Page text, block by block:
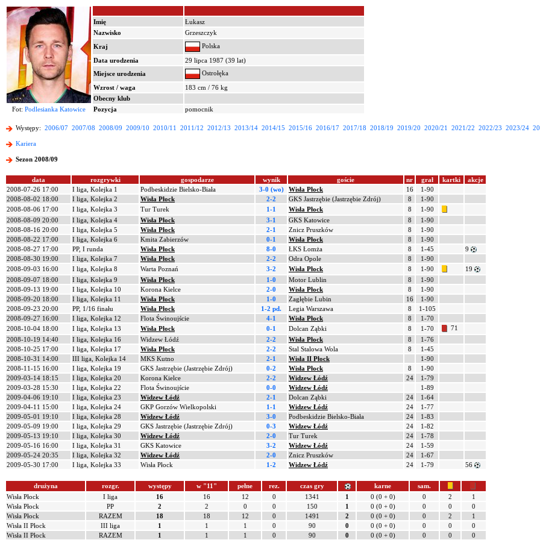
Imię
Łukasz
Nazwisko
Grzeszczyk
Kraj
Polska
Data urodzenia
29 lipca 1987 (39 lat)
Miejsce urodzenia
Ostrołęka
Wzrost / waga
183 cm / 76 kg
Obecny klub
Fot: Podlesianka Katowice Pozycja pomocnik
Występy: 2006/07 2007/08 2008/09 2009/10 2010/11 2011/12 2012/13 2013/14 2014/15 2015/16 2016/17 2017/18 2018/19 2019/20 2020/21 2021/22 2022/23 2023/24
Kariera
Sezon 2008/09
data rozgrywki gospodarze wynik goście nr grał kartki
akcje
2008-07-26 17:00
I liga, Kolejka 1 Podbeskidzie Bielsko-Biała 3-0 (wo) Wisła Płock 16
1-90
2008-08-02 18:00
I liga, Kolejka 2 Wisła Płock 2-2 GKS Jastrzębie (Jastrzębie Zdrój) 8
1-90
2008-08-06 17:00
I liga, Kolejka 3 Tur Turek 1-1 Wisła Płock 8
1-90
2008-08-09 20:00
I liga, Kolejka 4 Wisła Płock 3-1 GKS Katowice 8
1-90
2008-08-16 20:00
I liga, Kolejka 5 Wisła Płock 2-1 Znicz Pruszków 8
1-90
2008-08-22 17:00
I liga, Kolejka 6 Kmita Zabierzów 0-1 Wisła Płock 8
1-90
2008-08-27 17:00
PP, I runda Wisła Płock 8-0 ŁKS Łomża 8 1-45
9
2008-08-30 19:00
I liga, Kolejka 7 Wisła Płock 2-2 Odra Opole 8
1-90
2008-09-03 16:00
I liga, Kolejka 8 Warta Poznań 3-2 Wisła Płock 8 1-90
19
2008-09-07 18:00
I liga, Kolejka 9 Wisła Płock 1-0 Motor Lublin 8
1-90
2008-09-13 19:00
I liga, Kolejka 10 Korona Kielce 2-0 Wisła Płock 8
1-90
2008-09-20 18:00
I liga, Kolejka 11 Wisła Płock 1-0 Zagłębie Lubin 16
1-90
2008-09-23 20:00
PP, 1/16 finału Wisła Płock 1-2 pd. Legia Warszawa 8
1-105
2008-09-27 16:00
I liga, Kolejka 12 Flota Świnoujście 4-1 Wisła Płock 8
1-70
2008-10-04 18:00
I liga, Kolejka 13 Wisła Płock 0-1 Dolcan Ząbki 8 1-70
71
2008-10-19 14:40
I liga, Kolejka 16 Widzew Łódź 2-2 Wisła Płock 8
1-76
2008-10-25 17:00
I liga, Kolejka 17 Wisła Płock 2-2 Stal Stalowa Wola 8
1-45
2008-10-31 14:00
III liga, Kolejka 14 MKS Kutno 2-1 Wisła II Płock
1-90
2008-11-15 16:00
I liga, Kolejka 19 GKS Jastrzębie (Jastrzębie Zdrój) 0-2 Wisła Płock 8
1-90
2009-03-14 18:15
I liga, Kolejka 20 Korona Kielce 2-2 Widzew Łódź 24
1-79
2009-03-28 15:30
I liga, Kolejka 22 Flota Świnoujście 0-0 Widzew Łódź
1-89
2009-04-06 19:10
I liga, Kolejka 23 Widzew Łódź 2-1 Dolcan Ząbki 24
1-64
2009-04-11 15:00
I liga, Kolejka 24 GKP Gorzów Wielkopolski 1-1 Widzew Łódź 24
1-77
2009-05-01 19:10
I liga, Kolejka 28 Widzew Łódź 3-0 Podbeskidzie Bielsko-Biała 24
1-83
2009-05-09 19:00
I liga, Kolejka 29 GKS Jastrzębie (Jastrzębie Zdrój) 0-3 Widzew Łódź 24
1-82
2009-05-13 19:10
I liga, Kolejka 30 Widzew Łódź 2-0 Tur Turek 24
1-78
2009-05-16 16:00
I liga, Kolejka 31 GKS Katowice 3-2 Widzew Łódź 24
1-59
2009-05-24 20:35
I liga, Kolejka 32 Widzew Łódź 2-0 Znicz Pruszków 24
1-67
2009-05-30 17:00
I liga, Kolejka 33 Wisła Płock 1-2 Widzew Łódź 24 1-79 56
drużyna rozgr. występy w "11" pełne rez. czas gry karne
sam.
Wisła Płock
I liga 16 16 12 0 1341 1 0 (0 + 0) 0 2
1
Wisła Płock
PP 2 2 0 0 150 1 0 (0 + 0) 0 0
0
Wisła Płock
RAZEM 18 18 12 0 1491 2 0 (0 + 0) 0 2
1
Wisła II Płock
III liga 1 1 1 0 90 0 0 (0 + 0) 0 0
0
Wisła II Płock
RAZEM 1 1 1 0 90 0 0 (0 + 0) 0 0 0